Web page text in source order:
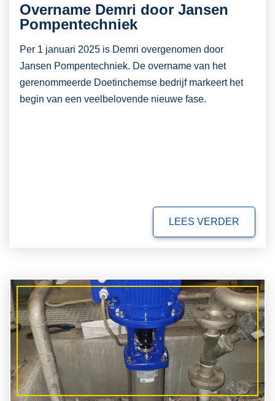
Overname Demri door Jansen
Pompentechniek
Per 1 januari 2025 is Demri overgenomen door
Jansen Pompentechniek. De overname van het
gerenommeerde Doetinchemse bedrijf markeert het
begin van een veelbelovende nieuwe fase.
LEES VERDER